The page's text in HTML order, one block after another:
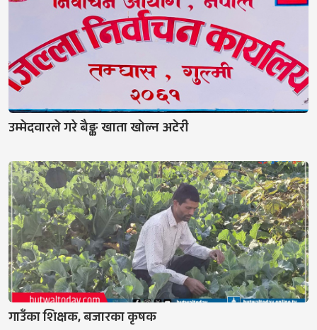
उम्मेदवारले गरे बैङ्क खाता खोल्न अटेरी
गाउँका शिक्षक, बजारका कृषक